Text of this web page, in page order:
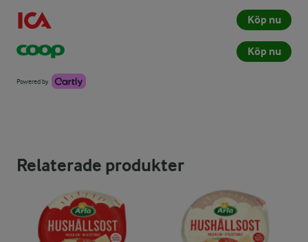
Köp nu
Köp nu
Powered by
Relaterade produkter